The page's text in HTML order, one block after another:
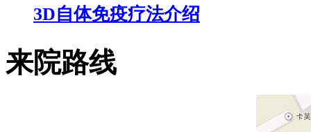
3D自体免疫疗法介绍
来院路线